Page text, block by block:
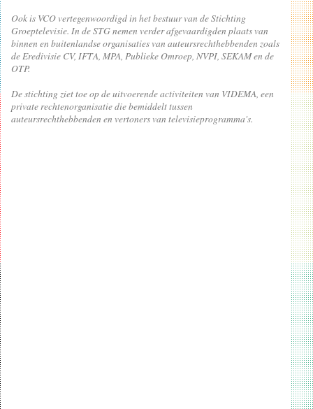
Ook is VCO vertegenwoordigd in het bestuur van de Stichting
Groeptelevisie. In de STG nemen verder afgevaardigden plaats van
binnen en buitenlandse organisaties van auteursrechthebbenden zoals
de Eredivisie CV, IFTA, MPA, Publieke Omroep, NVPI, SEKAM en de
OTP.
De stichting ziet toe op de uitvoerende activiteiten van VIDEMA, een
private rechtenorganisatie die bemiddelt tussen
auteursrechthebbenden en vertoners van televisieprogramma's.